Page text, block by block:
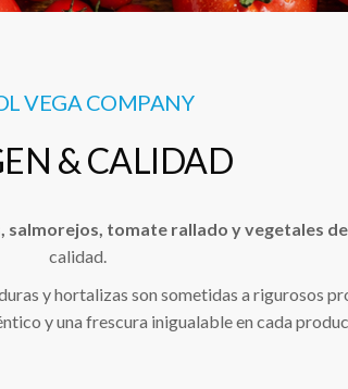
VEGA COMPANY
& CALIDAD
salmorejos, tomate rallado y vegetales de
calidad.
y hortalizas son sometidas a rigurosos
y una frescura inigualable en cada